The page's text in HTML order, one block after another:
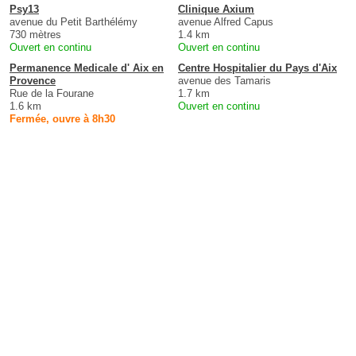
Psy13
avenue du Petit Barthélémy
730 mètres
Ouvert en continu
Clinique Axium
avenue Alfred Capus
1.4 km
Ouvert en continu
Permanence Medicale d' Aix en
Provence
Rue de la Fourane
1.6 km
Fermée, ouvre à 8h30
Centre Hospitalier du Pays d'Aix
avenue des Tamaris
1.7 km
Ouvert en continu